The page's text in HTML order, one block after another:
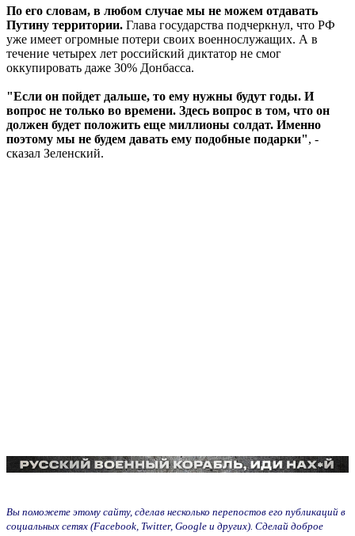
По его словам, в любом случае мы не можем отдавать
Путину территории. Глава государства подчеркнул, что РФ
уже имеет огромные потери своих военнослужащих. А в
течение четырех лет российский диктатор не смог
оккупировать даже 30% Донбасса.
"Если он пойдет дальше, то ему нужны будут годы. И
вопрос не только во времени. Здесь вопрос в том, что он
должен будет положить еще миллионы солдат. Именно
поэтому мы не будем давать ему подобные подарки", -
сказал Зеленский.
Вы поможете этому сайту, сделав несколько перепостов его публикаций в
социальных сетях (Facebook, Twitter, Google и других). Сделай доброе